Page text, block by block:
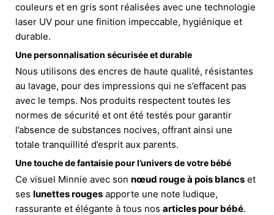
couleurs et en gris sont réalisées avec une technologie
laser UV pour une finition impeccable, hygiénique et
durable.
Une personnalisation sécurisée et durable
Nous utilisons des encres de haute qualité, résistantes
au lavage, pour des impressions qui ne s’effacent pas
avec le temps. Nos produits respectent toutes les
normes de sécurité et ont été testés pour garantir
l’absence de substances nocives, offrant ainsi une
totale tranquillité d’esprit aux parents.
Une touche de fantaisie pour l’univers de votre bébé
Ce visuel Minnie avec son nœud rouge à pois blancs et
ses lunettes rouges apporte une note ludique,
rassurante et élégante à tous nos articles pour bébé.